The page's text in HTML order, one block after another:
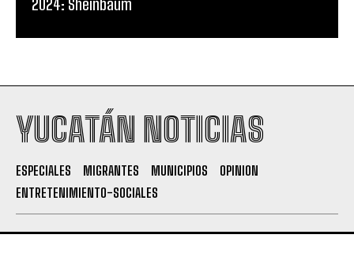
YUCATÁN NOTICIAS
ENTRETENIMIENTO-SOCIALES